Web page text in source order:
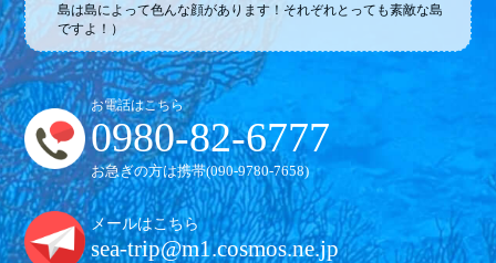
島は島によって色んな顔があります！それぞれとっても素敵な島
ですよ！）
お電話はこちら
0980-82-6777
お急ぎの方は携帯(090-9780-7658)
メールはこちら
sea-trip@m1.cosmos.ne.jp